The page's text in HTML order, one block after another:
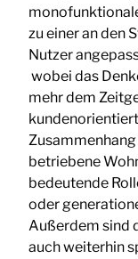
zu einer an den
Nutzer
wobei das
mehr dem
betriebene
bedeutende
oder
Außerdem sind
auch weiterhin